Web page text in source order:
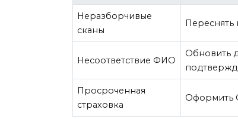
Неразборчивые
сканы
Несоответствие ФИО
Обновить
Просроченная
страховка
Оформить